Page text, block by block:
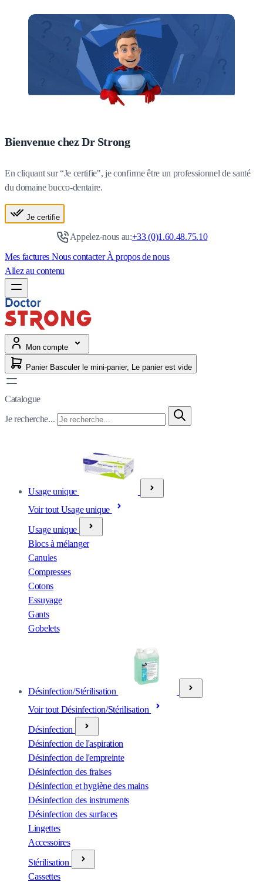
Bienvenue chez Dr Strong
En cliquant sur “Je certifie", je confirme être un professionnel de santé
du domaine bucco-dentaire.
Je certifie
Appelez-nous au:+33 (0)1.60.48.75.10
Mes factures Nous contacterÀ propos de nous
Allez au contenu
Mon compte
Panier Basculer le mini-panier, Le panier est vide
Catalogue
Je recherche...
Usage unique
Voir tout Usage unique
Usage unique
Blocs à mélanger
Canules
Compresses
Cotons
Essuyage
Gants
Gobelets
Désinfection/Stérilisation
Voir tout Désinfection/Stérilisation
Désinfection
Désinfection de l'aspiration
Désinfection de l'empreinte
Désinfection des fraises
Désinfection et hygiène des mains
Désinfection des instruments
Désinfection des surfaces
Lingettes
Accessoires
Stérilisation
Cassettes